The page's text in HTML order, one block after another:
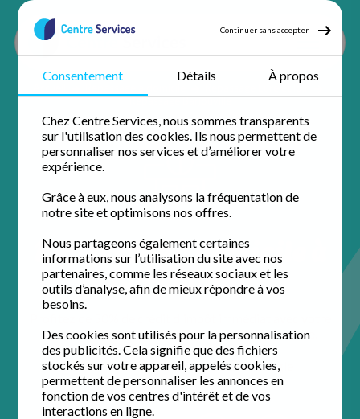
Continuer sans accepter
Consentement Détails À propos
Chez Centre Services, nous sommes transparents
sur l'utilisation des cookies. Ils nous permettent de
personnaliser nos services et d’améliorer votre
expérience.
Grâce à eux, nous analysons la fréquentation de
notre site et optimisons nos offres.
Nous partageons également certaines
informations sur l’utilisation du site avec nos
partenaires, comme les réseaux sociaux et les
outils d’analyse, afin de mieux répondre à vos
besoins.
Des cookies sont utilisés pour la personnalisation
des publicités. Cela signifie que des fichiers
stockés sur votre appareil, appelés cookies,
permettent de personnaliser les annonces en
fonction de vos centres d'intérêt et de vos
interactions en ligne.
Repassage Barjouville
Repassage à domicile à
Barjouville
agence de proximité pour un domicile impeccable.
4.9 / 5 sur 58 avisGoogle